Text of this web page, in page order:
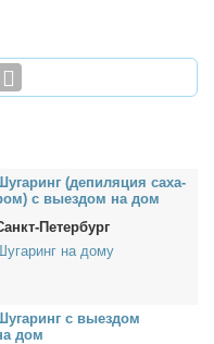
(де­пи­ля­ция са­ха­
с вы­ез­дом на дом
Петербург
на дому
с вы­ез­дом
дом